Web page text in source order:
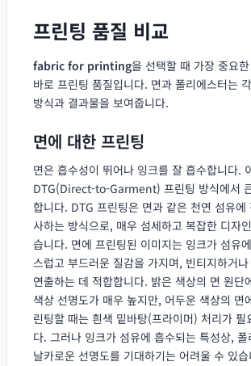
프린팅 품질 비교
fabric for printing을 선택할 때 가장 중요
바로 프린팅 품질입니다. 면과 폴리에스터는
방식과 결과물을 보여줍니다.
면에 대한 프린팅
면은 흡수성이 뛰어나 잉크를 잘 흡수합니다.
DTG(Direct-to-Garment) 프린팅 방식에서
합니다. DTG 프린팅은 면과 같은 천연 섬유에
사하는 방식으로, 매우 섬세하고 복잡한 디자
습니다. 면에 프린팅된 이미지는 잉크가 섬유
스럽고 부드러운 질감을 가지며, 빈티지하거
연출하는 데 적합합니다. 밝은 색상의 면 원단
색상 선명도가 매우 높지만, 어두운 색상의 면
린팅할 때는 흰색 밑바탕(프라이머) 처리가 필
다. 그러나 잉크가 섬유에 흡수되는 특성상, 폴
날카로운 선명도를 기대하기는 어려울 수 있